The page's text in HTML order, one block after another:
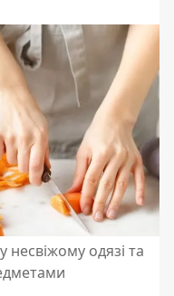
одязі та